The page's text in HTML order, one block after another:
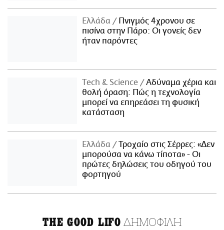
Ελλάδα
Πνιγμός 4χρονου σε
πισίνα στην Πάρο: Οι γονείς δεν
ήταν παρόντες
Τech & Science
Αδύναμα χέρια και
θολή όραση: Πώς η τεχνολογία
μπορεί να επηρεάσει τη φυσική
κατάσταση
Ελλάδα
Τροχαίο στις Σέρρες: «Δεν
μπορούσα να κάνω τίποτα» - Οι
πρώτες δηλώσεις του οδηγού του
φορτηγού
THE GOOD LIFO ΔΗΜΟΦΙΛΗ